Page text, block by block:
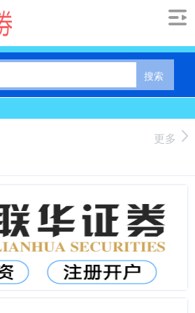
搜索
更多